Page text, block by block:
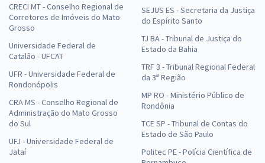
CRECI MT - Conselho Regional de
Corretores de Imóveis do Mato
Grosso
Universidade Federal de
Catalão - UFCAT
UFR - Universidade Federal de
Rondonópolis
CRA MS - Conselho Regional de
Administração do Mato Grosso
do Sul
UFJ - Universidade Federal de
Jataí
SEJUS ES - Secretaria da Justiça
do Espírito Santo
TJ BA - Tribunal de Justiça do
Estado da Bahia
TRF 3 - Tribunal Regional Federal
da 3ª Região
MP RO - Ministério Público de
Rondônia
TCE SP - Tribunal de Contas do
Estado de São Paulo
Politec PE - Polícia Científica de